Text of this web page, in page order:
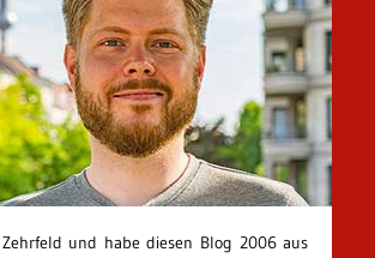
und habe diesen Blog 2006 aus